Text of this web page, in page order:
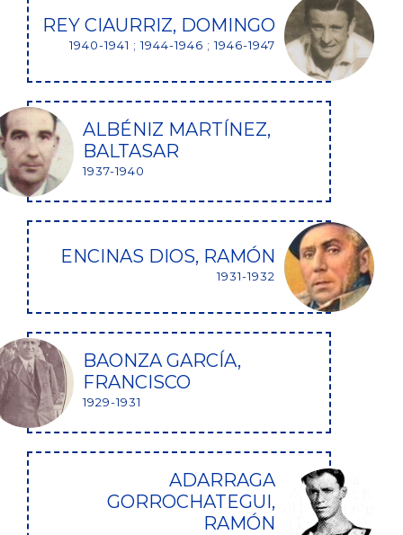
REY CIAURRIZ, DOMINGO
1940-1941 ; 1944-1946 ; 1946-1947
ALBÉNIZ MARTÍNEZ,
BALTASAR
1937-1940
ENCINAS DIOS, RAMÓN
1931-1932
BAONZA GARCÍA,
FRANCISCO
1929-1931
ADARRAGA
GORROCHATEGUI,
RAMÓN